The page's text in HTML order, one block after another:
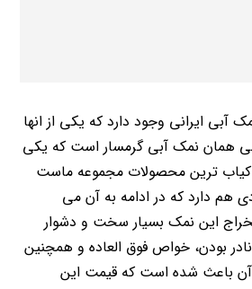
آبی ایرانی وجود دارد که یکی از انها
همان نمک آبی گرمسار است که یکی
کیاب ترین محصولات مجموعه ماست
دارد که در ادامه به آن می
این نمک بسیار سخت و دشوار
بودن، خواص فوق العاده و همچنین
باعث شده است که قیمت این